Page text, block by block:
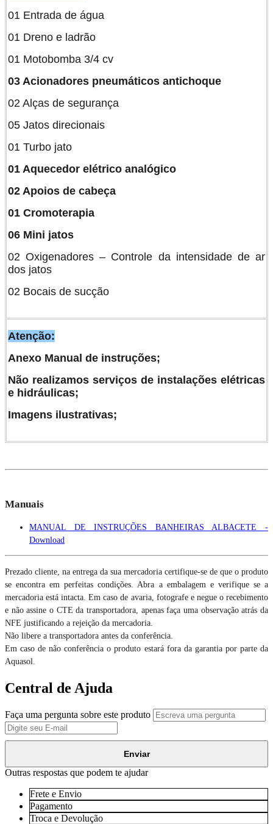
01 Entrada de água
01 Dreno e ladrão
01 Motobomba 3/4 cv
03 Acionadores pneumáticos antichoque
02 Alças de segurança
05 Jatos direcionais
01 Turbo jato
01 Aquecedor elétrico analógico
02 Apoios de cabeça
01 Cromoterapia
06 Mini jatos
02 Oxigenadores – Controle da intensidade de ar
dos jatos
02 Bocais de sucção
Atenção:
Anexo Manual de instruções;
Não realizamos serviços de instalações elétricas
e hidráulicas;
Imagens ilustrativas;
Manuais
MANUAL DE INSTRUÇÕES BANHEIRAS ALBACETE -
Download
Prezado cliente, na entrega da sua mercadoria certifique-se de que o produto
se encontra em perfeitas condições. Abra a embalagem e verifique se a
mercadoria está intacta. Em caso de avaria, fotografe e negue o recebimento
e não assine o CTE da transportadora, apenas faça uma observação atrás da
NFE justificando a rejeição da mercadoria.
Não libere a transportadora antes da conferência.
Em caso de não conferência o produto estará fora da garantia por parte da
Aquasol.
Central de Ajuda
Faça uma pergunta sobre este produto
Enviar
Outras respostas que podem te ajudar
Frete e Envio
Pagamento
Troca e Devolução